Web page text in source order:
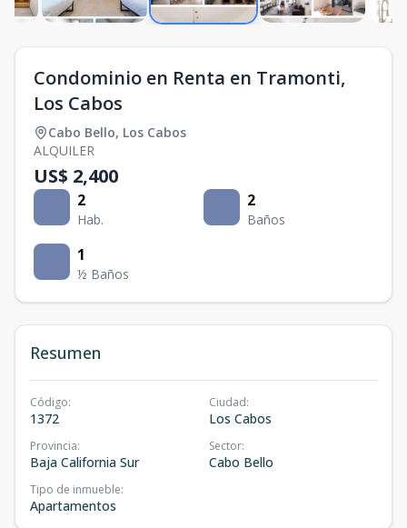
Condominio en Renta en Tramonti,
Los Cabos
Cabo Bello, Los Cabos
ALQUILER
US$ 2,400
2
Hab.
2
Baños
1
½ Baños
Resumen
Código:
1372
Ciudad:
Los Cabos
Provincia:
Baja California Sur
Sector:
Cabo Bello
Tipo de inmueble:
Apartamentos